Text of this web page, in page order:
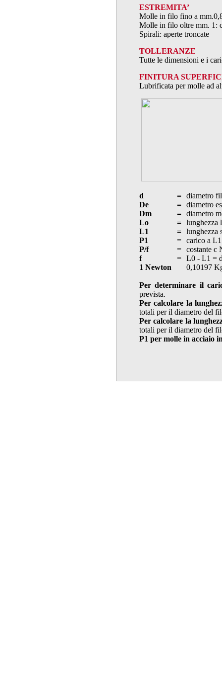
ESTREMITA’
Molle in filo fino a
Molle in filo oltre mm. 1:
Spirali: aperte troncate
TOLLERANZE
Tutte le dimensioni e i
FINITURA
Lubrificata per molle ad
d =
diametro
De
=
diametro
Dm
=
diametro
Lo
=
lunghezza
L1
=
lunghezza
P1
=
carico a L1
P/f
=
costante c
f
=
L0 - L1 =
1 Newton
0,10197
Per determinare il
prevista.
Per calcolare la
totali per il diametro del
Per calcolare la
totali per il diametro del
P1 per molle in acciaio